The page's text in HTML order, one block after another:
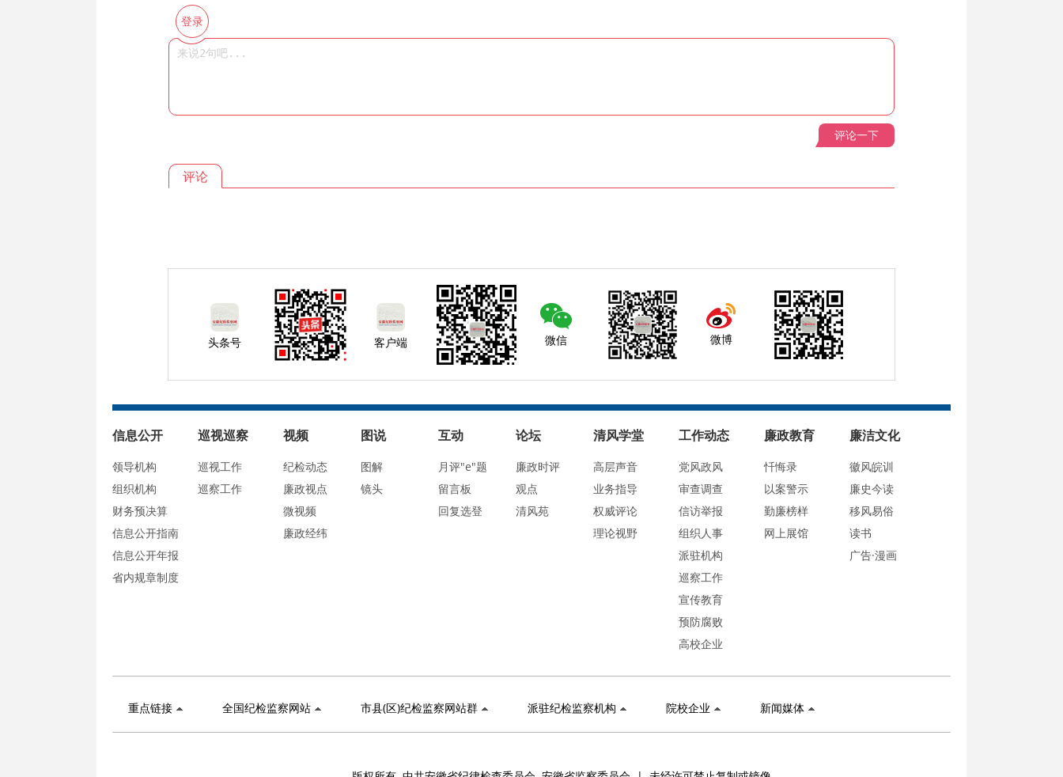
登录
评论一下
评论
头条号 客户端 微信 微博
信息公开
领导机构
组织机构
财务预决算
信息公开指南
信息公开年报
省内规章制度
巡视巡察
巡视工作
巡察工作
视频
纪检动态
廉政视点
微视频
廉政经纬
图说
图解
镜头
互动
月评"e"题
留言板
回复选登
论坛
廉政时评
观点
清风苑
清风学堂
高层声音
业务指导
权威评论
理论视野
工作动态
党风政风
审查调查
信访举报
组织人事
派驻机构
巡察工作
宣传教育
预防腐败
高校企业
廉政教育
忏悔录
以案警示
勤廉榜样
网上展馆
廉洁文化
徽风皖训
廉史今读
移风易俗
读书
广告·漫画
重点链接 全国纪检监察网站 市县(区)纪检监察网站群 派驻纪检监察机构 院校企业 新闻媒体